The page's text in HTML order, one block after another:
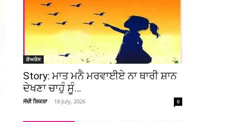
ਸ਼ੋਅਕੇਸ
Story: ਮਾਤ ਮਨੈ ਮਰਵਾਈਏ ਨਾ ਥਾਰੀ ਸ਼ਾਨ
ਦੇਖਣਾ ਚਾਹੁੰ ਸੂੰ…
ਸੱਚੀ ਸ਼ਿਕਸ਼ਾ - 18 July, 2026 0